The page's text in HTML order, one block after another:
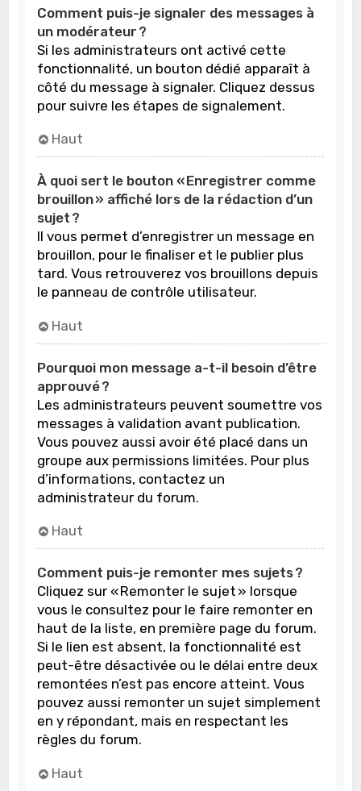
Comment puis-je signaler des messages à
un modérateur ?
Si les administrateurs ont activé cette
fonctionnalité, un bouton dédié apparaît à
côté du message à signaler. Cliquez dessus
pour suivre les étapes de signalement.
Haut
À quoi sert le bouton « Enregistrer comme
brouillon » affiché lors de la rédaction d’un
sujet ?
Il vous permet d’enregistrer un message en
brouillon, pour le finaliser et le publier plus
tard. Vous retrouverez vos brouillons depuis
le panneau de contrôle utilisateur.
Haut
Pourquoi mon message a-t-il besoin d’être
approuvé ?
Les administrateurs peuvent soumettre vos
messages à validation avant publication.
Vous pouvez aussi avoir été placé dans un
groupe aux permissions limitées. Pour plus
d’informations, contactez un
administrateur du forum.
Haut
Comment puis-je remonter mes sujets ?
Cliquez sur « Remonter le sujet » lorsque
vous le consultez pour le faire remonter en
haut de la liste, en première page du forum.
Si le lien est absent, la fonctionnalité est
peut-être désactivée ou le délai entre deux
remontées n’est pas encore atteint. Vous
pouvez aussi remonter un sujet simplement
en y répondant, mais en respectant les
règles du forum.
Haut